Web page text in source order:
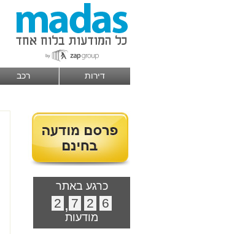
דירות רכב
כרגע באתר
6
2
7
,
2
מודעות